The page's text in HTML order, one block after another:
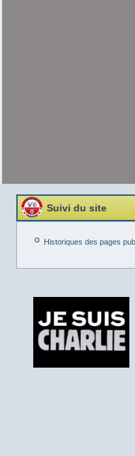
Suivi du site
Historiques des pages